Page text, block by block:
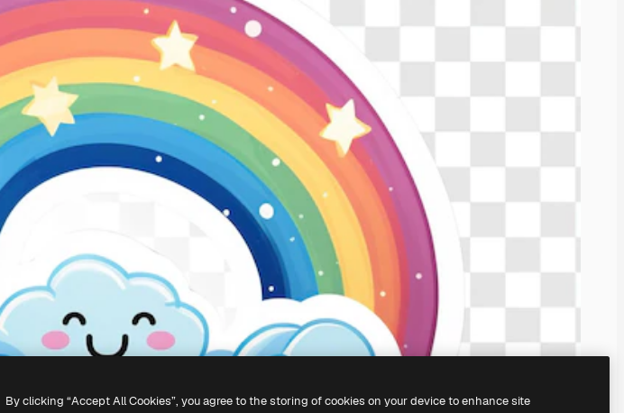
By clicking “Accept All Cookies”, you agree to the storing of cookies on your device to enhance site